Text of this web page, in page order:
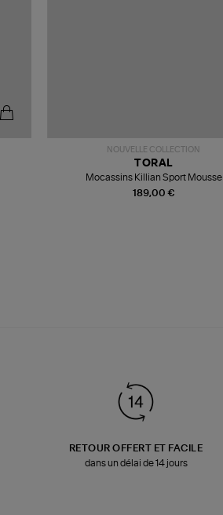
NOUVELLE COLLECTION
189,00 €
TORAL
Mocassins Killian Sport Mousse
RETOUR OFFERT ET FACILE
dans un délai de 14 jours